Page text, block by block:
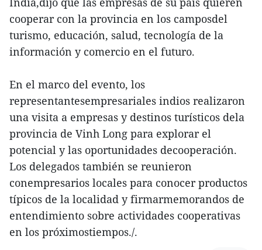
cooperar con la provincia en los camposdel
turismo, educación, salud, tecnología de la
información y comercio en el futuro.
En el marco del evento, los
representantesempresariales indios realizaron
una visita a empresas y destinos turísticos dela
provincia de Vinh Long para explorar el
potencial y las oportunidades decooperación.
Los delegados también se reunieron
conempresarios locales para conocer productos
típicos de la localidad y firmarmemorandos de
entendimiento sobre actividades cooperativas
en los próximostiempos./.